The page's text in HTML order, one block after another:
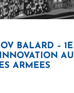
BALARD – 1E
AU
ARMEES